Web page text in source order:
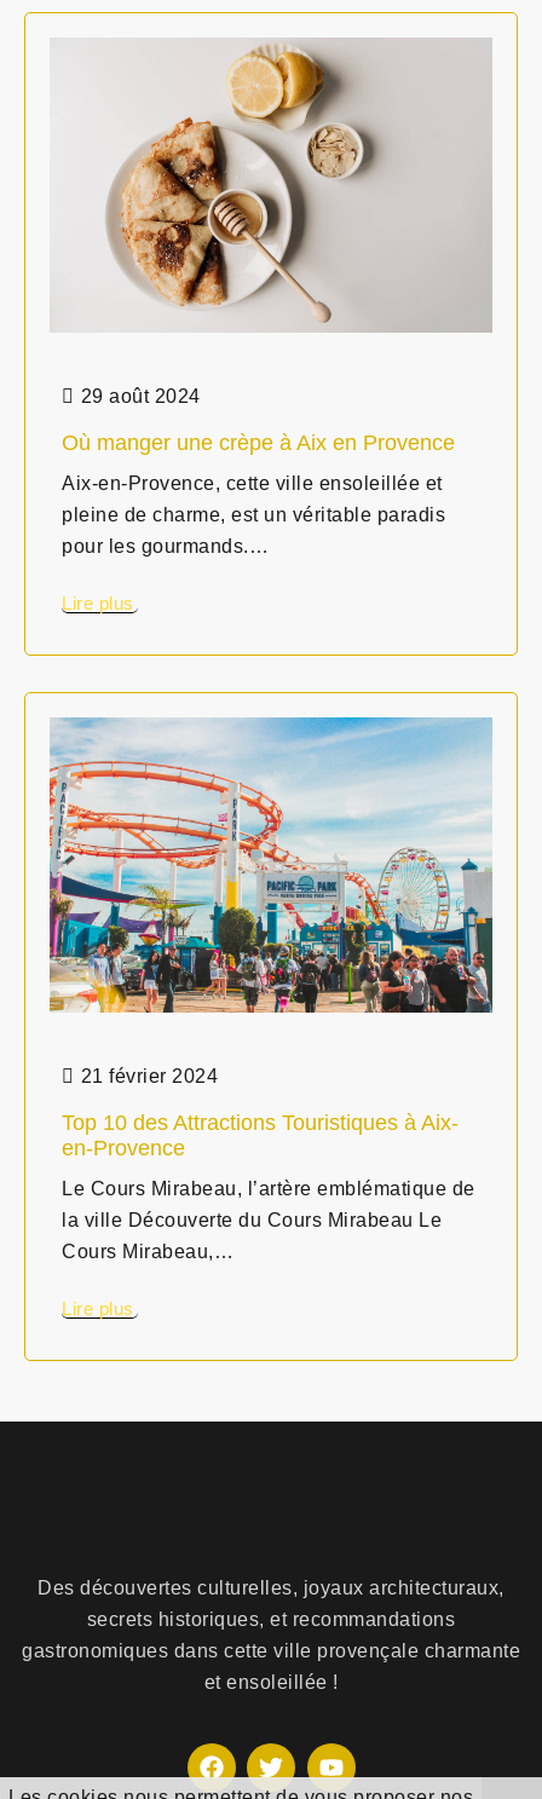
29 août 2024
Où manger une crèpe à Aix en Provence
Aix-en-Provence, cette ville ensoleillée et
pleine de charme, est un véritable paradis
pour les gourmands.…
Lire plus
21 février 2024
Top 10 des Attractions Touristiques à Aix-
en-Provence
Le Cours Mirabeau, l’artère emblématique de
la ville Découverte du Cours Mirabeau Le
Cours Mirabeau,…
Lire plus
Des découvertes culturelles, joyaux architecturaux,
secrets historiques, et recommandations
gastronomiques dans cette ville provençale charmante
et ensoleillée !
F
a
T
w
Y
o